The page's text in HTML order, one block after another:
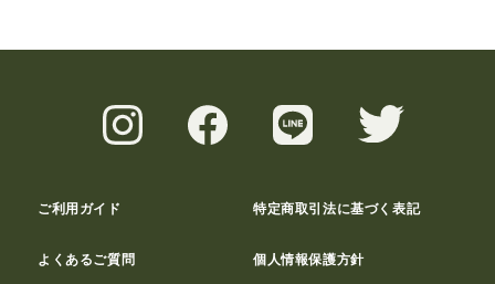
ご利用ガイド 特定商取引法に基づく表記
よくあるご質問 個人情報保護方針